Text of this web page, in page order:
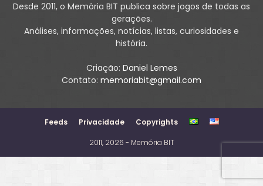
Desde 2011, o Memória BIT publica sobre jogos de todas as
gerações.
Análises, informações, notícias, listas, curiosidades e
história.
Criação: Daniel Lemes
Contato: memoriabit@gmail.com
Feeds Privacidade Copyrights
2011, 2026 - Memória BIT